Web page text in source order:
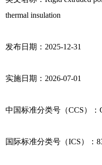
thermal insulation
发布日期：2025-12-31
实施日期：2026-07-01
中国标准分类号（CCS）：
国际标准分类号（ICS）：